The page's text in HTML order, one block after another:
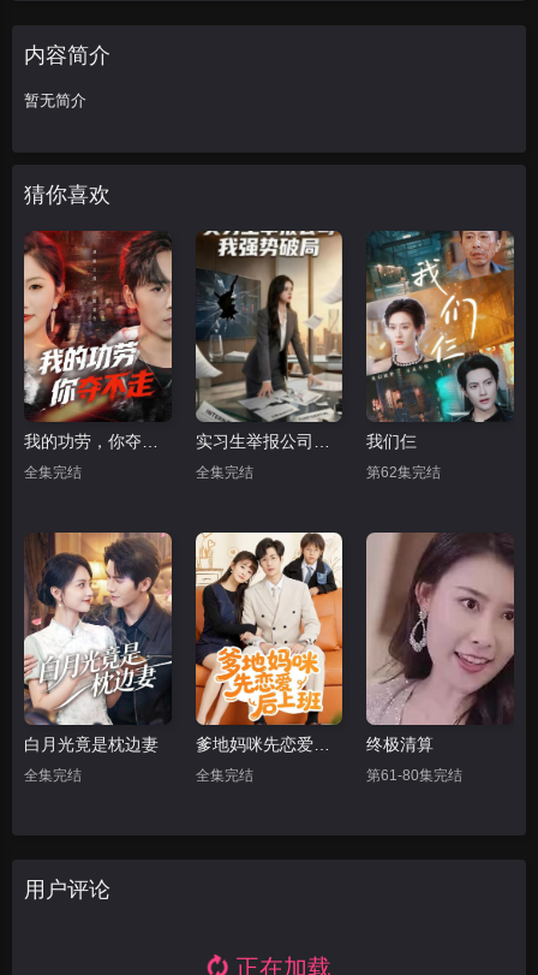
内容简介
暂无简介
猜你喜欢
我的功劳，你夺不走
全集完结
实习生举报公司，我强势破局
全集完结
我们仨
第62集完结
白月光竟是枕边妻
全集完结
爹地妈咪先恋爱后上班
全集完结
终极清算
第61-80集完结
用户评论
正在加载